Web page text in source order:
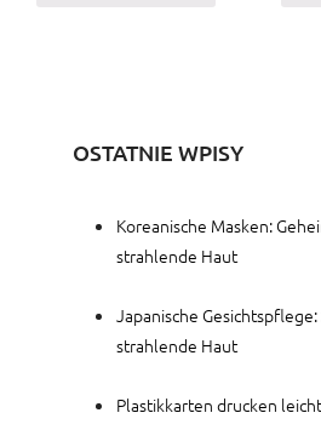
OSTATNIE WPISY
Koreanische Masken:
strahlende Haut
Japanische
strahlende Haut
Plastikkarten drucken